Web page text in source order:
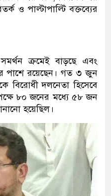
ও পাল্টাপাল্টি বক্তব্যের
ক্রমেই বাড়ছে এবং
পাশে রয়েছেন। গত ৩ জুন
বিরোধী দলনেতা হিসেবে
৮০ জনের মধ্যে ৫৮ জন
হয়েছিল।